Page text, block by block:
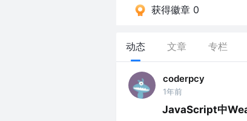
获得徽章 0
动态 文章 专栏
coderpcy
1年前
JavaScript中